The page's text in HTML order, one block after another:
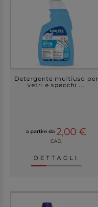
Detergente multiuso per
vetri e specchi ...
a partire da 2,00 €
CAD.
DETTAGLI